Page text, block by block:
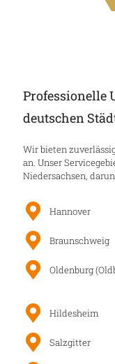
Professionelle
deutschen
Wir bieten
an. Unser
Niedersachsen,
Hannover
Braunschweig
Oldenburg
Hildesheim
Salzgitter